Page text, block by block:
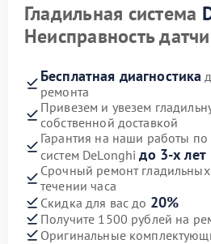
Гладильная система
Неисправность
Бесплатная диагностика
ремонта
Привезем и увезем
собственной доставкой
Гарантия на наши работы
систем DeLonghiдо 3-х лет
Срочный ремонт
течении часа
Скидка для вас до 20%
Получите 1500 рублей на
Оригинальные